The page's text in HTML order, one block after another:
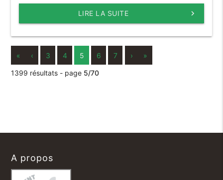
keyboard_arrow_right
LIRE LA SUITE
« ‹ 3 4 5 6 7 › »
1399 résultats - page 5/70
A propos